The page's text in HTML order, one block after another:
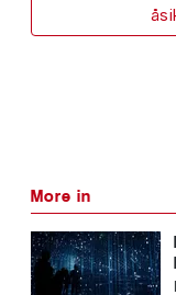
More in